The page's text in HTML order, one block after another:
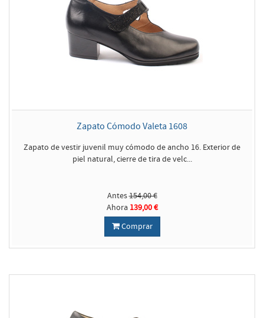
Zapato Cómodo Valeta 1608
Zapato de vestir juvenil muy cómodo de ancho 16. Exterior de
piel natural, cierre de tira de velc...
Antes154,00 €
Ahora 139,00 €
Comprar